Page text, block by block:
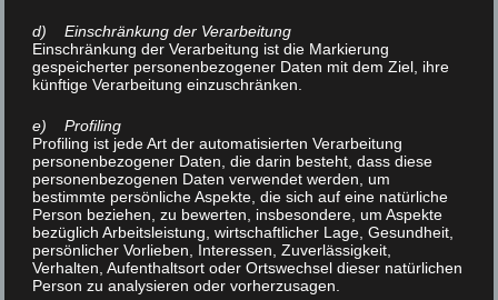
Die Inhalte unserer Seiten wurden mit größter Sorgfalt
erstellt. Für die Richtigkeit, Vollständigkeit und
Aktualität der Inhalte können wir jedoch keine Gewähr
übernehmen. Als Diensteanbieter sind wir gemäß § 7
Abs.1 TMG für eigene Inhalte auf diesen Seiten nach
den allgemeinen Gesetzen verantwortlich. Nach § 8 bis
10 TMG sind wir als Diensteanbieter jedoch nicht
verpflichtet, übermittelte oder gespeicherte fremde
Informationen zu überwachen oder nach Umständen
zu forschen, die auf eine rechtswidrige Tätigkeit
d) Einschränkung der Verarbeitung
Einschränkung der Verarbeitung ist die Markierung
gespeicherter personenbezogener Daten mit dem Ziel, ihre
künftige Verarbeitung einzuschränken.
e) Profiling
Profiling ist jede Art der automatisierten Verarbeitung
personenbezogener Daten, die darin besteht, dass diese
personenbezogenen Daten verwendet werden, um
bestimmte persönliche Aspekte, die sich auf eine natürliche
Person beziehen, zu bewerten, insbesondere, um Aspekte
bezüglich Arbeitsleistung, wirtschaftlicher Lage, Gesundheit,
persönlicher Vorlieben, Interessen, Zuverlässigkeit,
Verhalten, Aufenthaltsort oder Ortswechsel dieser natürlichen
Person zu analysieren oder vorherzusagen.